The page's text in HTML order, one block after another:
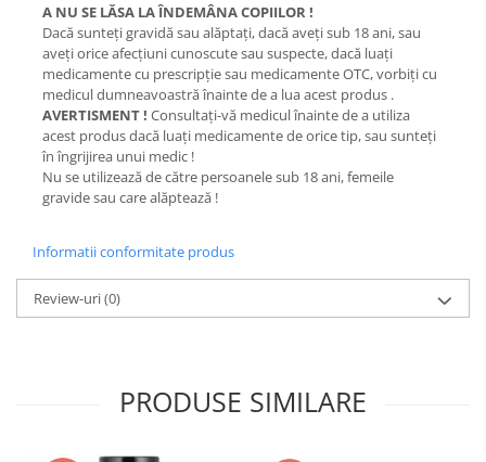
A NU SE LĂSA LA ÎNDEMÂNA COPIILOR !
Dacă sunteţi gravidă sau alăptaţi, dacă aveţi sub 18 ani, sau
aveţi orice afecţiuni cunoscute sau suspecte, dacă luaţi
medicamente cu prescripţie sau medicamente OTC, vorbiţi cu
medicul dumneavoastră înainte de a lua acest produs .
AVERTISMENT ! Consultaţi-vă medicul înainte de a utiliza
acest produs dacă luaţi medicamente de orice tip, sau sunteţi
în îngrijirea unui medic !
Nu se utilizează de către persoanele sub 18 ani, femeile
gravide sau care alăptează !
Informatii conformitate produs
Review-uri(0)
PRODUSE SIMILARE